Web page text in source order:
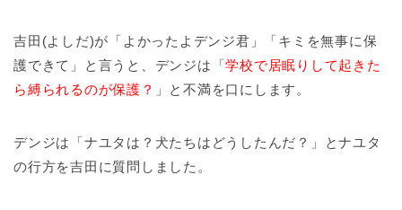
吉田(よしだ)が「よかったよデンジ君」「キミを無事に保
護できて」と言うと、デンジは「学校で居眠りして起きた
ら縛られるのが保護？ 」と不満を口にします。
デンジは「ナユタは？犬たちはどうしたんだ？」とナユタ
の行方を吉田に質問しました。